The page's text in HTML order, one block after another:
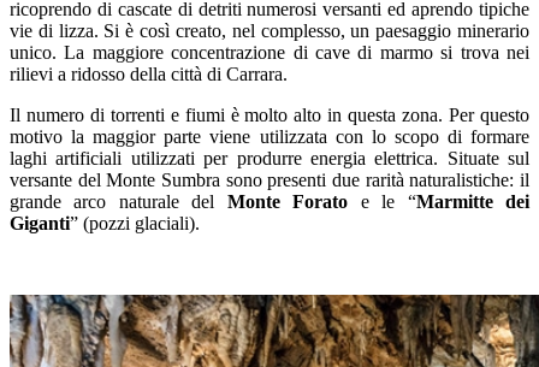
ricoprendo di cascate di detriti numerosi versanti ed aprendo tipiche
vie di lizza. Si è così creato, nel complesso, un paesaggio minerario
unico. La maggiore concentrazione di cave di marmo si trova nei
rilievi a ridosso della città di Carrara.
Il numero di torrenti e fiumi è molto alto in questa zona. Per questo
motivo la maggior parte viene utilizzata con lo scopo di formare
laghi artificiali utilizzati per produrre energia elettrica. Situate sul
versante del Monte Sumbra sono presenti due rarità naturalistiche: il
grande arco naturale del Monte Forato e le “Marmitte dei
Giganti” (pozzi glaciali).